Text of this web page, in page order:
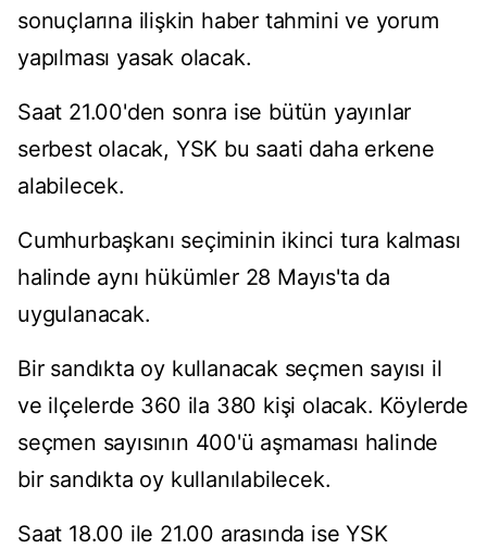
sonuçlarına ilişkin haber tahmini ve yorum
yapılması yasak olacak.
Saat 21.00'den sonra ise bütün yayınlar
serbest olacak, YSK bu saati daha erkene
alabilecek.
Cumhurbaşkanı seçiminin ikinci tura kalması
halinde aynı hükümler 28 Mayıs'ta da
uygulanacak.
Bir sandıkta oy kullanacak seçmen sayısı il
ve ilçelerde 360 ila 380 kişi olacak. Köylerde
seçmen sayısının 400'ü aşmaması halinde
bir sandıkta oy kullanılabilecek.
Saat 18.00 ile 21.00 arasında ise YSK